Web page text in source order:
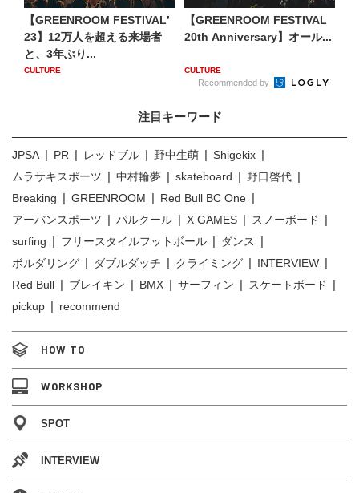
【GREENROOM FESTIVALʼ
23】12万⼈を超える来場者
と、3年ぶり...
CULTURE
【GREENROOM FESTIVAL
20th Anniversary】オール...
CULTURE
Recommended by
注目キーワード
JPSA PR レッドブル 野中生萌
Shigekix
ムラサキスポーツ
中村輪夢 skateboard
野口啓代
Breaking
GREENROOM
Red Bull BC One
アーバンスポーツ
パルクール X GAMES
スノーボード
surfing
フリースタイルフットボール
ダンス
ボルダリング
ダブルダッチ クライミング
INTERVIEW
Red Bull
ブレイキン BMX サーフィン
スケートボード
pickup
recommend
HOW TO
WORKSHOP
SPOT
INTERVIEW